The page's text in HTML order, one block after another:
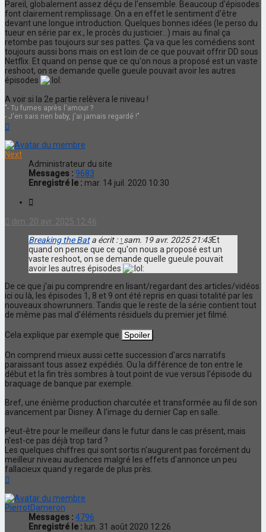
Pareil, globalement assez déçu de l'ensemble. Beaucoup d'épisodes
font clairement remplissage. On a en effet le sentiment d'être
devant une longue introduction. Quelques bonnes idées (le perso du
tueur en série par ex., le procès du justicier...) mais au final ça
retombe pas toujours sur ses pattes. Ça va que les comédiens sont
toujours aussi bons mais on est loin de ce que pouvait offrir DD sous
Netflix. Et quand on pense que ce qu'on nous a proposé est un vaste
reshoot, on se demande quelle gueule pouvait avoir les autres
épisodes
A voir si la 2e partie relèvera le niveau !
"- Tu fumes après l'amour ?
- J'en sais rien baby, j'ai jamais regardé !"
Next
Administrateur du site
Messages : 9683
Enregistré le : mar. 14 juil. 2020 10:30
dim. 20 avr. 2025 12:46
Breaking the Bata écrit : ↑sam. 19 avr. 2025 21:43Et
quand on pense que ce qu'on nous a proposé est un
vaste reshoot, on se demande quelle gueule pouvait
avoir les autres épisodes
De ce que j'ai pu comprendre en lisant/regardant des articles/vidéos
ici ou là, les épisodes 1, 8 et 9 ont été repris en quasi totalité par les
nouveaux showrunners. Tandis que le reste de la série contient tout
de même pas mal d'éléments résiduels du premier jet filmé.
Cela explique par exemple que
On comprend mieux aussi cette succession d'arcs narratifs
paraissant tous assez expédiés. Ou la différence de ton entre le
début et la fin très sombres à tout point de vue versus l'épisode du
braquage de banque par exemple.
Bref, une énième production charcutée et transformée au fil de son
avancement par Disney. A l'image du dernier Cap en salle.
Peut-être pour le meilleur dans le futur dans le cas présent, mais
n'est-ce pas déjà trop tard ?
Les quelques chiffres qui sont sortis n'augurent pas forcément du
meilleur niveau audiences malgré les effets d'annonce un peu
fallacieux quand y regarde de plus près.
PierrotDameron
Messages : 4796
Enregistré le : lun. 31 août 2020 12:26